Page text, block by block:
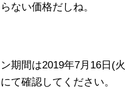
ない価格だしね。
期間は2019年7月16日(
て確認してください。